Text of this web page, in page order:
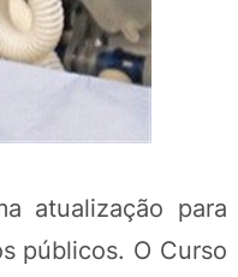
atualização para
públicos. O Curso